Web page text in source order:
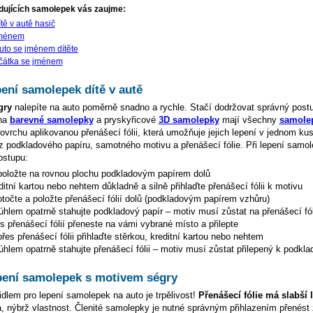
samolepek vás zaujme:
v autě hasič
se jménem dítěte
se jménem
samolepek dítě v autě
nalepíte na auto poměrně snadno a rychle. Stačí dodržovat správný
barevné samolepkya pryskyřicové 3D samolepkymají všechny
aplikovanou přenášecí fólii, která umožňuje jejich lepení v jednom
podkladového papíru, samotného motivu a přenášecí fólie. Při lepení
na rovnou plochu podkladovým papírem dolů
kartou nebo nehtem důkladně a silně přihlaďte přenášecí fólii k motivu
a položte přenášecí fólií dolů (podkladovým papírem vzhůru)
opatrně stahujte podkladový papír – motiv musí zůstat na přenášecí
přenášecí fólií přeneste na vámi vybrané místo a přilepte
přenášecí fólii přihlaďte stěrkou, kreditní kartou nebo nehtem
opatrně stahujte přenášecí fólii – motiv musí zůstat přilepený k
samolepek s motivem ségry
pro lepení samolepek na auto je trpělivost! Přenášecí fólie má slabší
nýbrž vlastnost. Členité samolepky je nutné správným přihlazením přenést